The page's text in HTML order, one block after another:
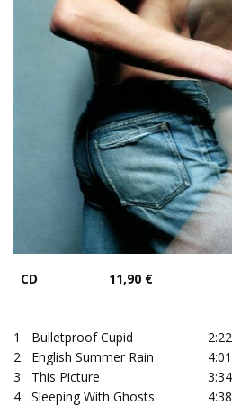
CD 11,90 €
1 Bulletproof Cupid
2:22
2
English Summer Rain
4:01
3
This Picture
3:34
4
Sleeping With Ghosts
4:38